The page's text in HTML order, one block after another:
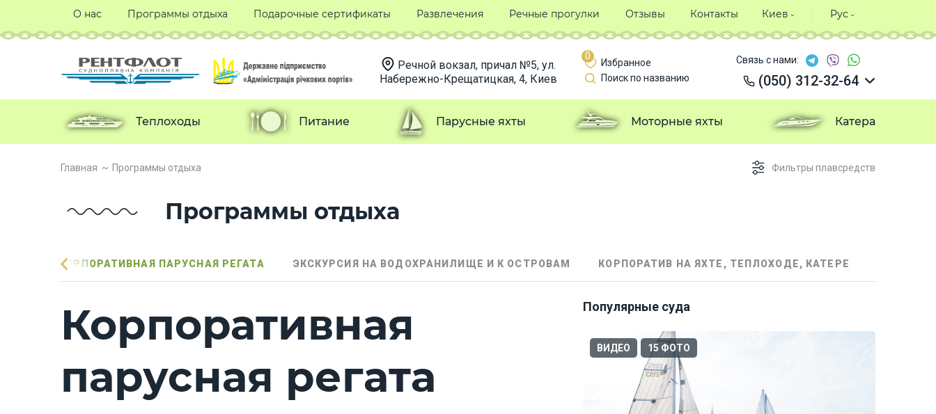
Главная Программы отдыха Фильтры плавсредств
Программы отдыха
КОРПОРАТИВНАЯ ПАРУСНАЯ РЕГАТА ЭКСКУРСИЯ НА ВОДОХРАНИЛИЩЕ И К ОСТРОВАМ КОРПОРАТИВ НА ЯХТЕ, ТЕПЛОХОДЕ, КАТЕРЕ
Корпоративная
парусная регата
Популярные суда
ВИДЕО 15 ФОТО
О нас Программы отдыха Подарочные сертификаты Развлечения Речные прогулки Отзывы Контакты Киев Рус
Речной вокзал, причал №5, ул.
Набережно-Крещатицкая, 4, Киев
0
Избранное
Поиск по названию
Связь с нами:
(050) 312-32-64
(050) 312-32-64
(050) 312-32-64
(050) 312-32-64
Теплоходы Питание Парусные яхты Моторные яхты Катера